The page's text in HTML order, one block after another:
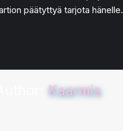
päätyttyä tarjota hänelle.
Author:Kaarmis